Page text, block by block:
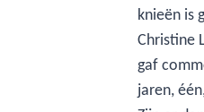
knieën is
Christine
gaf
jaren,